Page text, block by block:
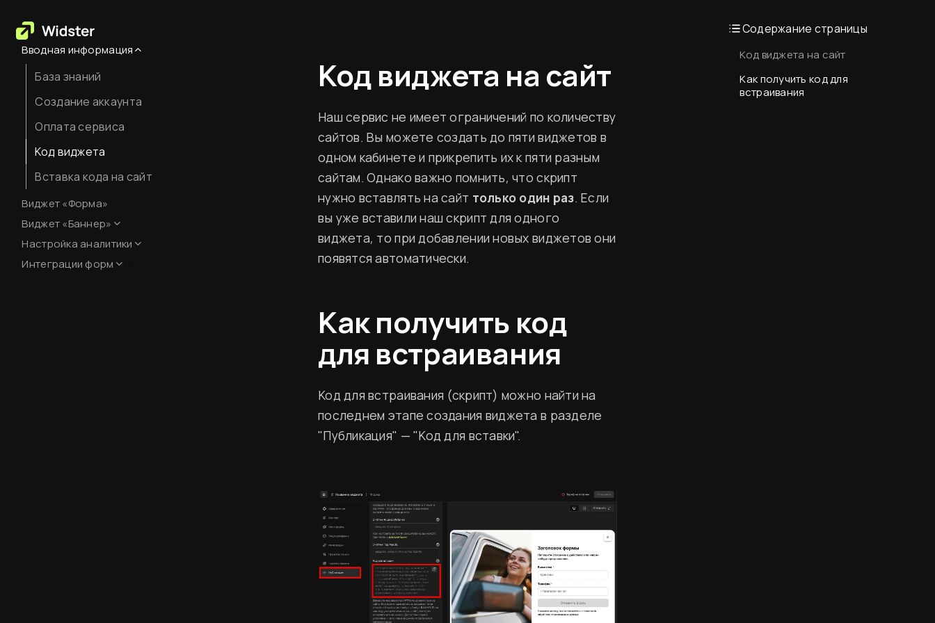
Вводная информация
База знаний
Создание аккаунта
Оплата сервиса
Код виджета
Вставка кода на сайт
Виджет «Форма»
Виджет «Баннер»
Оформление
Настройка аналитики
Настройка Яндекс.Метрики
Интеграции форм
Код виджета на сайт
Наш сервис не имеет ограничений по количеству
сайтов. Вы можете создать до пяти виджетов в
одном кабинете и прикрепить их к пяти разным
сайтам. Однако важно помнить, что скрипт
нужно вставлять на сайт только один раз. Если
вы уже вставили наш скрипт для одного
виджета, то при добавлении новых виджетов они
появятся автоматически.
Как получить код
для встраивания
Код для встраивания (скрипт) можно найти на
последнем этапе создания виджета в разделе
"Публикация" — "Код для вставки".
Содержание страницы
Код виджета на сайт
Как получить код для
встраивания